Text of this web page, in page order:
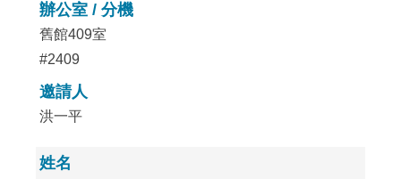
辦公室 / 分機
舊館409室
#2409
邀請人
洪一平
姓名